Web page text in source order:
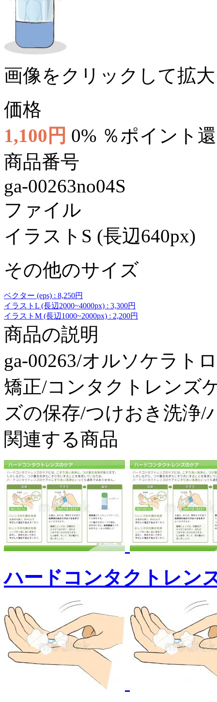
画像をクリックして拡
価格
1,100円 0% ％ポイント
商品番号
ga-00263no04S
ファイル
イラストS (長辺640px)
その他のサイズ
ベクター (eps) : 8,250円
イラストL (長辺2000~4000px) : 3,300円
イラストM (長辺1000~2000px) : 2,200円
商品の説明
ga-00263/オルソケラト
矯正/コンタクトレンズ
ズの保存/つけおき洗浄
関連する商品
ハードコンタクトレン